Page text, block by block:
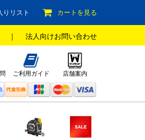
りリスト カートを見る
｜ 法人向けお問い合わせ
ご利用ガイド 店舗案内